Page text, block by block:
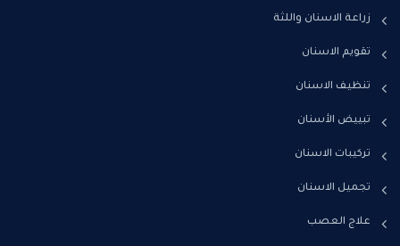
زراعة الاسنان واللثة
تقويم الاسنان
تنظيف الاسنان
تبييض الأسنان
تركيبات الاسنان
تجميل الاسنان
علاج العصب